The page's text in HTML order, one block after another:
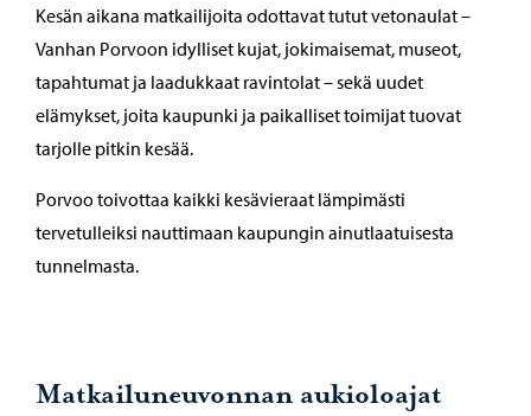
Kesän aikana matkailijoita odottavat tutut vetonaulat –
Vanhan Porvoon idylliset kujat, jokimaisemat, museot,
tapahtumat ja laadukkaat ravintolat – sekä uudet
elämykset, joita kaupunki ja paikalliset toimijat tuovat
tarjolle pitkin kesää.
Porvoo toivottaa kaikki kesävieraat lämpimästi
tervetulleiksi nauttimaan kaupungin ainutlaatuisesta
tunnelmasta.
Matkailuneuvonnan aukioloajat